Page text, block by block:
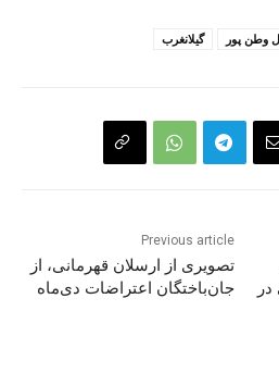
وطن پور گیلانغرب
Previous article
تصویری از ارسلان قهرمانی، از
جان‌باختگان اعتراضات دی‌ماه